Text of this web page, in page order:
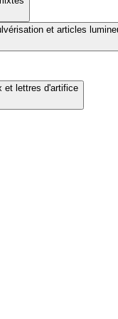
et articles
et lettres d'artifice